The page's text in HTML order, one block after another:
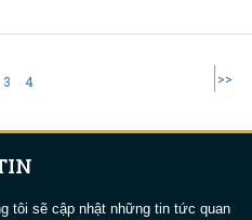
3 4 >>
tôi sẽ cập nhật những tin tức quan